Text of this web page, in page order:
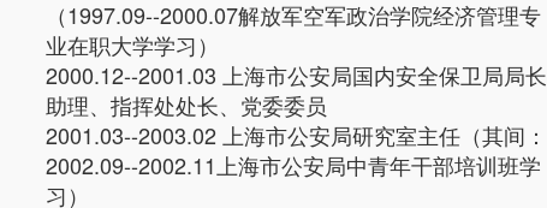
（1997.09--2000.07解放军空军政治学院经济管理专
业在职大学学习）
2000.12--2001.03 上海市公安局国内安全保卫局局长
助理、指挥处处长、党委委员
2001.03--2003.02 上海市公安局研究室主任（其间：
2002.09--2002.11上海市公安局中青年干部培训班学
习）